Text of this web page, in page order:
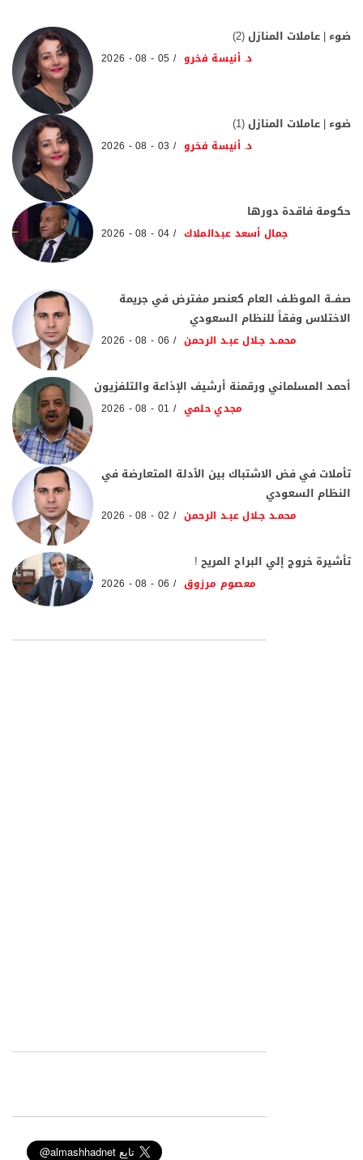
ضوء | عاملات المنازل (2)
د. أنيسة فخرو 05 - 08 - 2026
ضوء | عاملات المنازل (1)
د. أنيسة فخرو 03 - 08 - 2026
حكومة فاقدة دورها
جمال أسعد عبدالملاك 04 - 08 - 2026
صفــة الموظـف العام كعنصر مفترض في جريمة
الاختلاس وفقاً للنظام السعودي
محمـد جـلال عبـد الرحمن 06 - 08 - 2026
أحمد المسلماني ورقمنة أرشيف الإذاعة والتلفزيون
مجدي حلمي 01 - 08 - 2026
تأملات في فض الاشتباك بين الأدلة المتعارضة في
النظام السعودي
محمـد جـلال عبـد الرحمن 02 - 08 - 2026
تأشيرة خروج إلي البراح المريح !
معصوم مرزوق 06 - 08 - 2026